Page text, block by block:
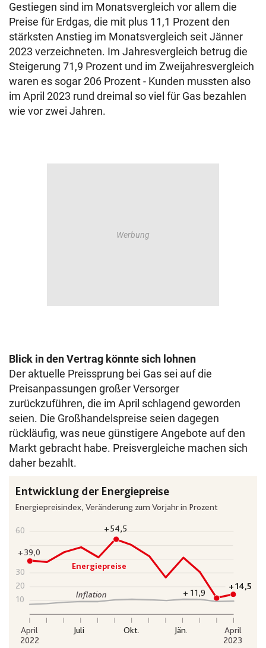
Gestiegen sind im Monatsvergleich vor allem die
Preise für Erdgas, die mit plus 11,1 Prozent den
stärksten Anstieg im Monatsvergleich seit Jänner
2023 verzeichneten. Im Jahresvergleich betrug die
Steigerung 71,9 Prozent und im Zweijahresvergleich
waren es sogar 206 Prozent - Kunden mussten also
im April 2023 rund dreimal so viel für Gas bezahlen
wie vor zwei Jahren.
Blick in den Vertrag könnte sich lohnen
Der aktuelle Preissprung bei Gas sei auf die
Preisanpassungen großer Versorger
zurückzuführen, die im April schlagend geworden
seien. Die Großhandelspreise seien dagegen
rückläufig, was neue günstigere Angebote auf den
Markt gebracht habe. Preisvergleiche machen sich
daher bezahlt.